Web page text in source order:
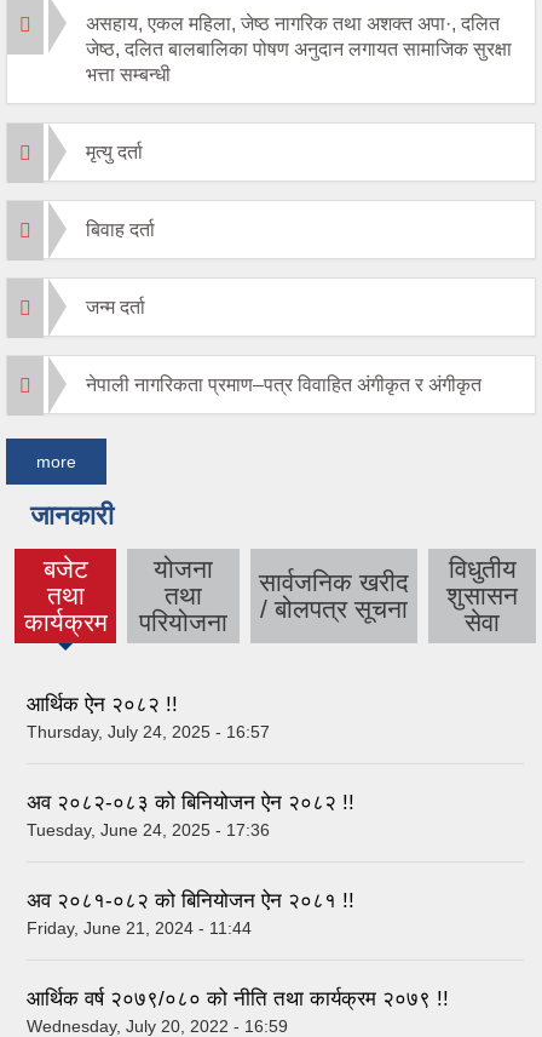
असहाय, एकल महिला, जेष्ठ नागरिक तथा अशक्त अपा·, दलित
जेष्ठ, दलित बालबालिका पोषण अनुदान लगायत सामाजिक सुरक्षा
भत्ता सम्बन्धी
मृत्यु दर्ता
बिवाह दर्ता
जन्म दर्ता
नेपाली नागरिकता प्रमाण–पत्र विवाहित अंगीकृत र अंगीकृत
more
जानकारी
बजेट
तथा
कार्यक्रम
(active
tab)
योजना
तथा
परियोजना
सार्वजनिक खरीद
/ बोलपत्र सूचना
विधुतीय
शुसासन
सेवा
आर्थिक ऐन २०८२ !!
Thursday, July 24, 2025 - 16:57
अव २०८२-०८३ को बिनियोजन ऐन २०८२ !!
Tuesday, June 24, 2025 - 17:36
अव २०८१-०८२ को बिनियोजन ऐन २०८१ !!
Friday, June 21, 2024 - 11:44
आर्थिक वर्ष २०७९/०८० को नीति तथा कार्यक्रम २०७९ !!
Wednesday, July 20, 2022 - 16:59